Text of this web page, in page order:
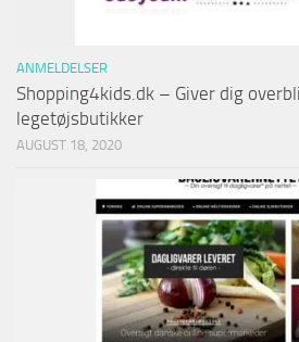
ANMELDELSER
Shopping4kids.dk – Giver dig
legetøjsbutikker
AUGUST 18, 2020